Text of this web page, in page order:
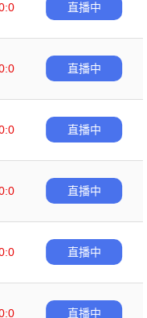
直播中
直播中
直播中
直播中
直播中
直播中